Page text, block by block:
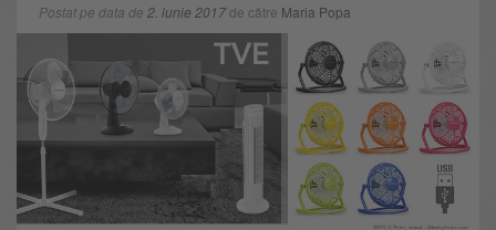
Postat pe data de 2. iunie 2017de către Maria Popa